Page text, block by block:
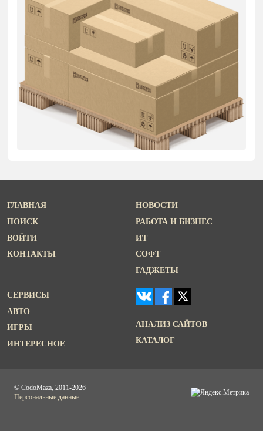
ГЛАВНАЯ
ПОИСК
ВОЙТИ
КОНТАКТЫ
НОВОСТИ
РАБОТА И БИЗНЕС
ИТ
СОФТ
ГАДЖЕТЫ
СЕРВИСЫ
АВТО
ИГРЫ
ИНТЕРЕСНОЕ
АНАЛИЗ САЙТОВ
КАТАЛОГ
© CodoMaza, 2011-2026
Персональные данные